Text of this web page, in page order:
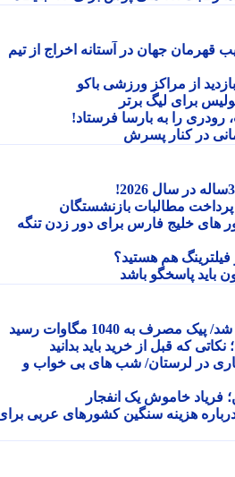
جهان در آستانه اخراج از تیم
از مراکز ورزشی باکو
برای لیگ برتر
را به بارسا فرستاد!
در کنار پسرش
مطالبات بازنشستگان
خلیج فارس برای دور زدن تنگه
هم هستید؟
پاسخگو باشد
1040 مگاوات رسید
که قبل از خرید باید بدانید
در لرستان/ شب های بی خواب و
خاموش یک انفجار
هزینه سنگین کشورهای عربی برای